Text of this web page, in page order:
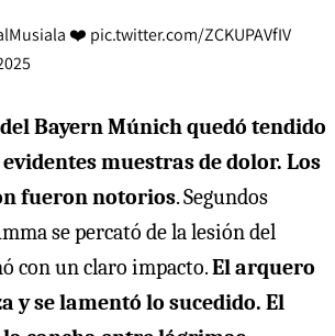
❤️ pic.twitter.com/ZCKUPAVfIV
Bayern Múnich quedó tendido
evidentes muestras de dolor. Los
fueron notorios. Segundos
se percató de la lesión del
con un claro impacto.El arquero
y se lamentó lo sucedido. El